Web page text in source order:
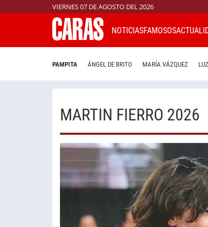
VIERNES 07 DE AGOSTO DEL 2026
NOTICIASFAMOSOS
PAMPITA ÁNGEL DE BRITO MARÍA VÁZQUEZ
MARTIN FIERRO 2026